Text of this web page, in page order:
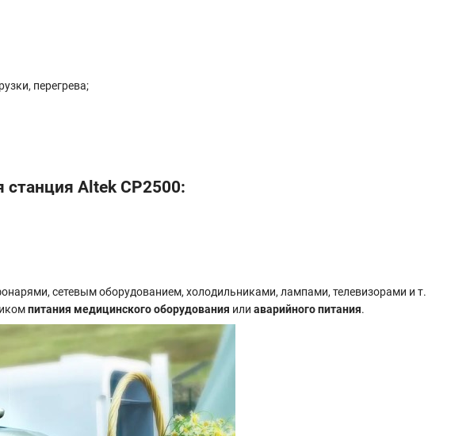
перегрева;
Altek CP2500:
сетевым оборудованием, холодильниками, лампами, телевизорами и т.
питания медицинского оборудования или аварийного питания.